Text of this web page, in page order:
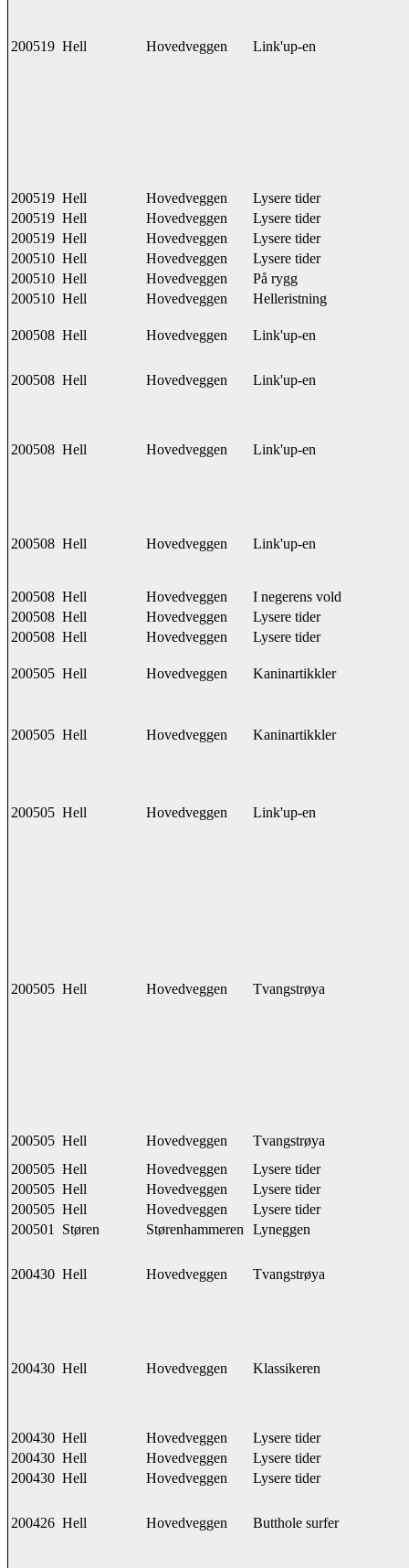
200519 Hell Hovedveggen Link'up-en
200519 Hell Hovedveggen
Lysere tider
200519 Hell Hovedveggen
Lysere tider
200519 Hell Hovedveggen
Lysere tider
200510 Hell Hovedveggen
Lysere tider
200510 Hell Hovedveggen
På rygg
200510 Hell Hovedveggen Helleristning
200508 Hell Hovedveggen Link'up-en
200508 Hell Hovedveggen Link'up-en
200508 Hell Hovedveggen Link'up-en
200508 Hell Hovedveggen Link'up-en
200508 Hell Hovedveggen
I negerens vold
200508 Hell Hovedveggen
Lysere tider
200508 Hell Hovedveggen Lysere tider
200505 Hell Hovedveggen Kaninartikkler
200505 Hell Hovedveggen Kaninartikkler
200505 Hell Hovedveggen Link'up-en
200505 Hell Hovedveggen Tvangstrøya
200505 Hell Hovedveggen
Tvangstrøya
200505 Hell Hovedveggen
Lysere tider
200505 Hell Hovedveggen
Lysere tider
200505 Hell Hovedveggen
Lysere tider
200501
Støren Størenhammeren Lyneggen
200430 Hell Hovedveggen Tvangstrøya
200430 Hell Hovedveggen Klassikeren
200430 Hell Hovedveggen
Lysere tider
200430 Hell Hovedveggen
Lysere tider
200430 Hell Hovedveggen Lysere tider
200426 Hell Hovedveggen Butthole surfer